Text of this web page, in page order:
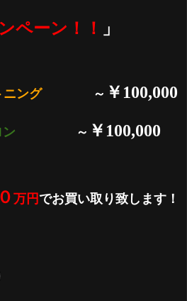
ペーン！！ 」
トニング ～ ￥100,000
～ ￥100,000
万円 でお買い取り致します！